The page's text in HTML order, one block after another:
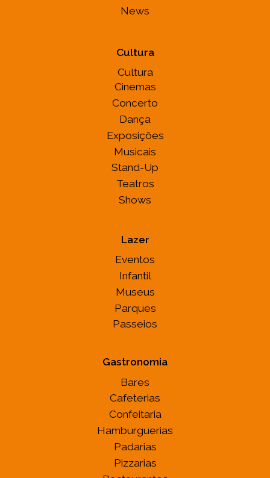
News
Cultura
Cultura
Cinemas
Concerto
Dança
Exposições
Musicais
Stand-Up
Teatros
Shows
Lazer
Eventos
Infantil
Museus
Parques
Passeios
Gastronomia
Bares
Cafeterias
Confeitaria
Hamburguerias
Padarias
Pizzarias